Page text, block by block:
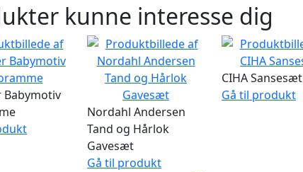
kunne interesse dig
Babymotiv
Nordahl Andersen
Tand og Hårlok
Gavesæt
Gå til produkt
CIHA Sansesæt
Gå til produkt